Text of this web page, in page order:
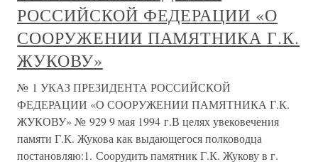
РОССИЙСКОЙ ФЕДЕРАЦИИ «О
СООРУЖЕНИИ ПАМЯТНИКА Г.К.
ЖУКОВУ»
№ 1 УКАЗ ПРЕЗИДЕНТА РОССИЙСКОЙ
ФЕДЕРАЦИИ «О СООРУЖЕНИИ ПАМЯТНИКА Г.К.
ЖУКОВУ» № 929 9 мая 1994 г.В целях увековечения
памяти Г.К. Жукова как выдающегося полководца
постановляю:1. Соорудить памятник Г.К. Жукову в г.